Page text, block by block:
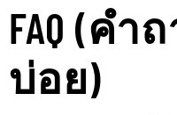
FAQ (ค
บ่อย)